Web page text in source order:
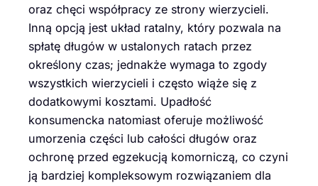
oraz chęci współpracy ze strony wierzycieli.
Inną opcją jest układ ratalny, który pozwala na
spłatę długów w ustalonych ratach przez
określony czas; jednakże wymaga to zgody
wszystkich wierzycieli i często wiąże się z
dodatkowymi kosztami. Upadłość
konsumencka natomiast oferuje możliwość
umorzenia części lub całości długów oraz
ochronę przed egzekucją komorniczą, co czyni
ją bardziej kompleksowym rozwiązaniem dla